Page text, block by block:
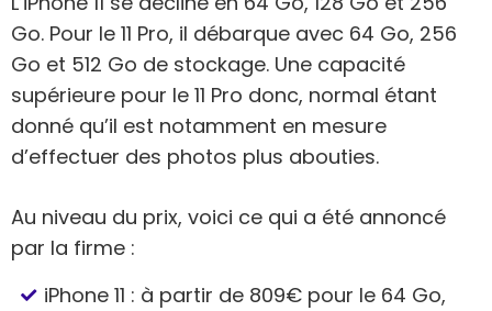
Go. Pour le 11 Pro, il débarque avec 64 Go, 256
Go et 512 Go de stockage. Une capacité
supérieure pour le 11 Pro donc, normal étant
donné qu’il est notamment en mesure
d’effectuer des photos plus abouties.
Au niveau du prix, voici ce qui a été annoncé
par la firme :
iPhone 11 : à partir de 809€ pour le 64 Go,